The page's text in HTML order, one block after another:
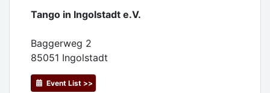
Tango in Ingolstadt e.V.
Baggerweg 2
85051 Ingolstadt
Event List >>